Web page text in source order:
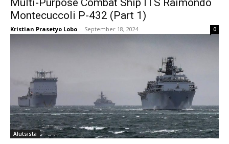
Montecuccoli P-432 (Part 1)
Kristian Prasetyo Lobo - September 18, 2024 0
Alutsista